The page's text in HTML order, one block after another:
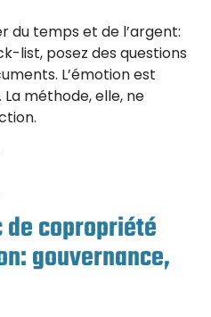
du temps et de l’argent:
list, posez des questions
L’émotion est
méthode, elle, ne
copropriété
gouvernance,